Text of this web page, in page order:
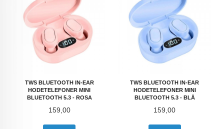
TWS BLUETOOTH IN-EAR
HODETELEFONER MINI
BLUETOOTH 5.3 - ROSA
Pris
159,00
TWS BLUETOOTH IN-EAR
HODETELEFONER MINI
BLUETOOTH 5.3 - BLÅ
Pris
159,00